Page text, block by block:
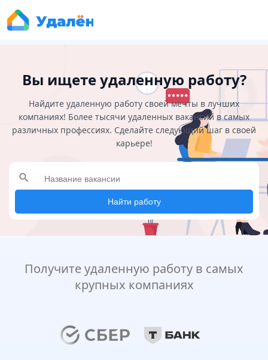
Вы ищете удаленную работу?
Найдите удаленную работу своей мечты в лучших
компаниях! Более тысячи удаленных вакансий в самых
различных профессиях. Сделайте следующий шаг в своей
карьере!
search
Найти работу
Получите удаленную работу в самых
крупных компаниях